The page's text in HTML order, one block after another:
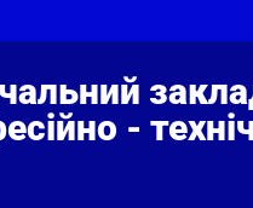
-